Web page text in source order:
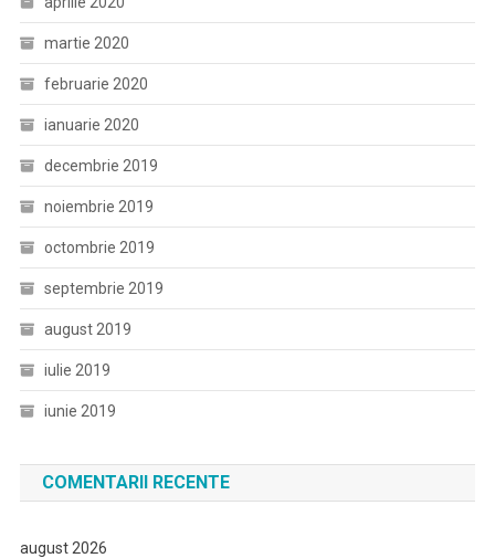
martie 2020
februarie 2020
ianuarie 2020
decembrie 2019
noiembrie 2019
octombrie 2019
septembrie 2019
august 2019
iulie 2019
iunie 2019
COMENTARII RECENTE
august 2026